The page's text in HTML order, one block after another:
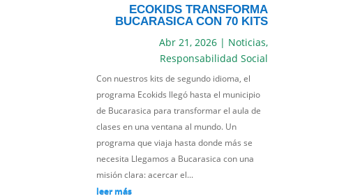
ECOKIDS TRANSFORMA
BUCARASICA CON 70 KITS
Abr 21, 2026| Noticias,
Responsabilidad Social
Con nuestros kits de segundo idioma, el
programa Ecokids llegó hasta el municipio
de Bucarasica para transformar el aula de
clases en una ventana al mundo. Un
programa que viaja hasta donde más se
necesita Llegamos a Bucarasica con una
misión clara: acercar el...
leer más